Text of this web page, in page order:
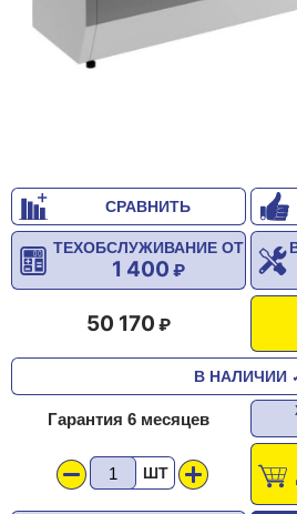
СРАВНИТЬ
ТЕХОБСЛУЖИВАНИЕ ОТ
1 400
50 170
В НАЛИЧИИ
Гарантия 6 месяцев
ШТ